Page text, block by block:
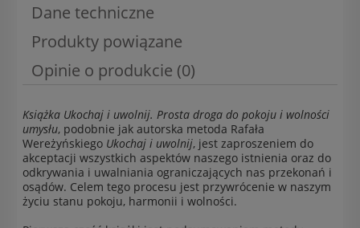
Dane techniczne
Produkty powiązane
Opinie o produkcie (0)
Książka Ukochaj i uwolnij. Prosta droga do pokoju i wolności
umysłu, podobnie jak autorska metoda Rafała
Wereżyńskiego Ukochaj i uwolnij, jest zaproszeniem do
akceptacji wszystkich aspektów naszego istnienia oraz do
odkrywania i uwalniania ograniczających nas przekonań i
osądów. Celem tego procesu jest przywrócenie w naszym
życiu stanu pokoju, harmonii i wolności.